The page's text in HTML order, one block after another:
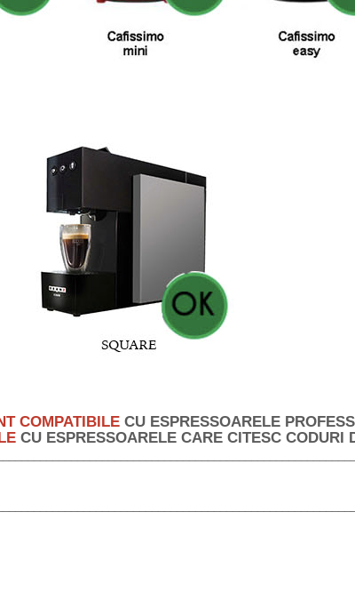
COMPATIBILECU ESPRESSOARELE
CU ESPRESSOARELE CARE CITESC CODURI